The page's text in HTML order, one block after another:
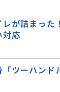
が詰まった
対応
ツーハンド